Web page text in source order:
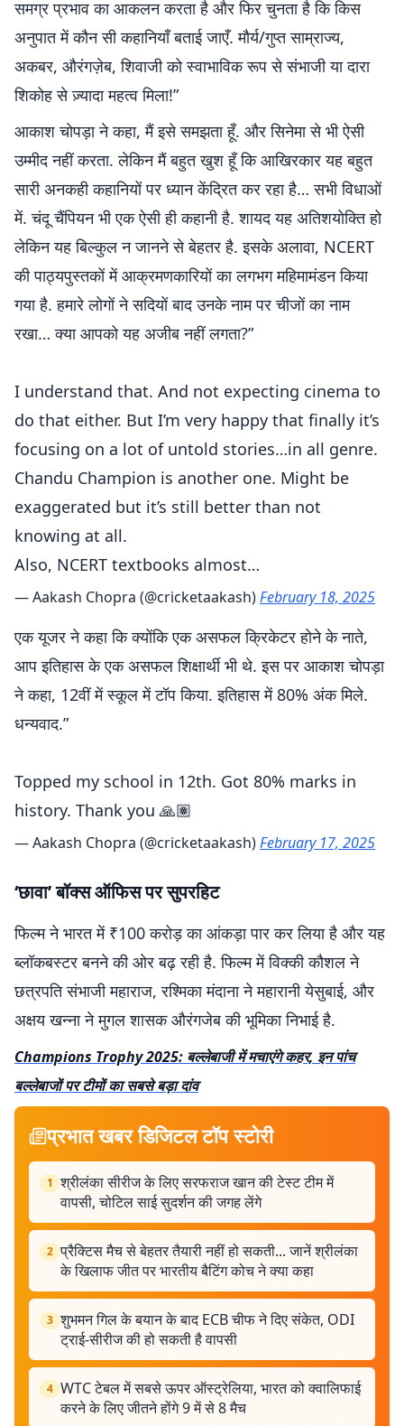
समग्र प्रभाव का आकलन करता है और फिर चुनता है कि किस
अनुपात में कौन सी कहानियाँ बताई जाएँ. मौर्य/गुप्त साम्राज्य,
अकबर, औरंगज़ेब, शिवाजी को स्वाभाविक रूप से संभाजी या दारा
शिकोह से ज़्यादा महत्व मिला!”
आकाश चोपड़ा ने कहा, मैं इसे समझता हूँ. और सिनेमा से भी ऐसी
उम्मीद नहीं करता. लेकिन मैं बहुत खुश हूँ कि आखिरकार यह बहुत
सारी अनकही कहानियों पर ध्यान केंद्रित कर रहा है… सभी विधाओं
में. चंदू चैंपियन भी एक ऐसी ही कहानी है. शायद यह अतिशयोक्ति हो
लेकिन यह बिल्कुल न जानने से बेहतर है. इसके अलावा, NCERT
की पाठ्यपुस्तकों में आक्रमणकारियों का लगभग महिमामंडन किया
गया है. हमारे लोगों ने सदियों बाद उनके नाम पर चीजों का नाम
रखा… क्या आपको यह अजीब नहीं लगता?”
I understand that. And not expecting cinema to
do that either. But I’m very happy that finally it’s
focusing on a lot of untold stories…in all genre.
Chandu Champion is another one. Might be
exaggerated but it’s still better than not
knowing at all.
Also, NCERT textbooks almost…
— Aakash Chopra (@cricketaakash)February 18, 2025
एक यूजर ने कहा कि क्योंकि एक असफल क्रिकेटर होने के नाते,
आप इतिहास के एक असफल शिक्षार्थी भी थे. इस पर आकाश चोपड़ा
ने कहा, 12वीं में स्कूल में टॉप किया. इतिहास में 80% अंक मिले.
धन्यवाद.”
Topped my school in 12th. Got 80% marks in
history. Thank you 🙏🏽
— Aakash Chopra (@cricketaakash)February 17, 2025
‘छावा’ बॉक्स ऑफिस पर सुपरहिट
फिल्म ने भारत में ₹100 करोड़ का आंकड़ा पार कर लिया है और यह
ब्लॉकबस्टर बनने की ओर बढ़ रही है. फिल्म में विक्की कौशल ने
छत्रपति संभाजी महाराज, रश्मिका मंदाना ने महारानी येसुबाई, और
अक्षय खन्ना ने मुगल शासक औरंगजेब की भूमिका निभाई है.
Champions Trophy 2025: बल्लेबाजी में मचाएंगे कहर, इन पांच
बल्लेबाजों पर टीमों का सबसे बड़ा दांव
प्रभात खबर डिजिटल टॉप स्टोरी
1 श्रीलंका सीरीज के लिए सरफराज खान की टेस्ट टीम में
वापसी, चोटिल साई सुदर्शन की जगह लेंगे
2 प्रैक्टिस मैच से बेहतर तैयारी नहीं हो सकती... जानें श्रीलंका
के खिलाफ जीत पर भारतीय बैटिंग कोच ने क्या कहा
3 शुभमन गिल के बयान के बाद ECB चीफ ने दिए संकेत, ODI
ट्राई-सीरीज की हो सकती है वापसी
4 WTC टेबल में सबसे ऊपर ऑस्ट्रेलिया, भारत को क्वालिफाई
करने के लिए जीतने होंगे 9 में से 8 मैच